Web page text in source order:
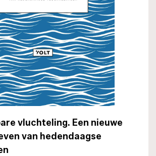
vluchteling. Een nieuwe
van hedendaagse